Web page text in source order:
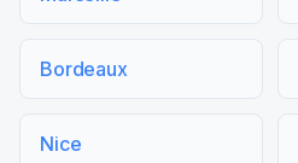
Bordeaux
Nice